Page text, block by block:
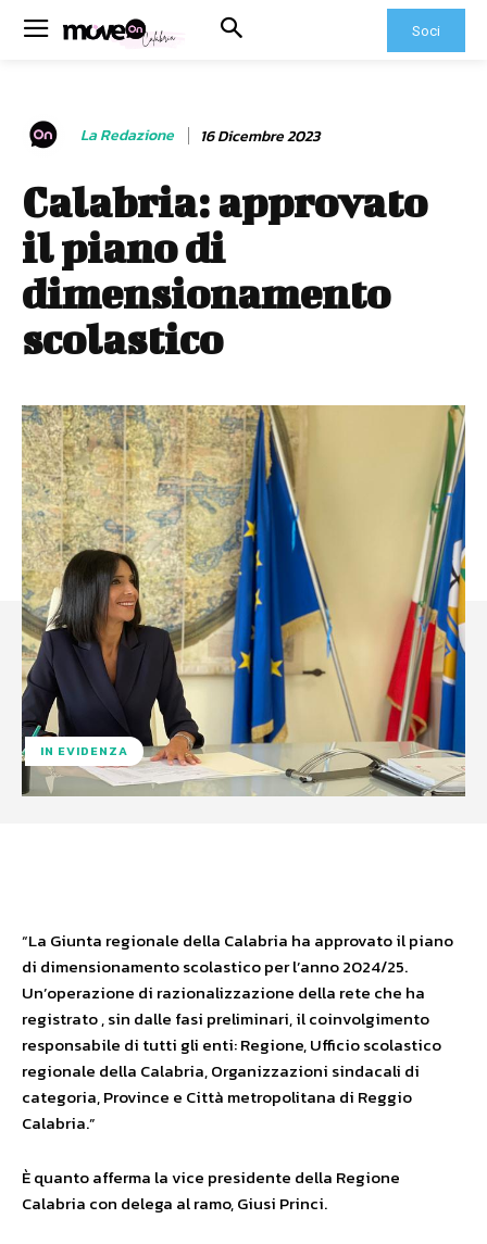
Soci
La Redazione 16 Dicembre 2023
Calabria: approvato
il piano di
dimensionamento
scolastico
IN EVIDENZA
“La Giunta regionale della Calabria ha approvato il piano
di dimensionamento scolastico per l’anno 2024/25.
Un’operazione di razionalizzazione della rete che ha
registrato , sin dalle fasi preliminari, il coinvolgimento
responsabile di tutti gli enti: Regione, Ufficio scolastico
regionale della Calabria, Organizzazioni sindacali di
categoria, Province e Città metropolitana di Reggio
Calabria.”
È quanto afferma la vice presidente della Regione
Calabria con delega al ramo, Giusi Princi.